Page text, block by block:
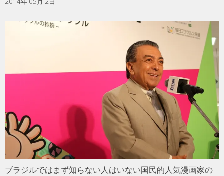
ブラジルではまず知らない人はいない国民的人気漫画家の